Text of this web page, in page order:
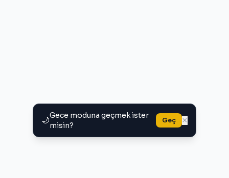
🌙Gece moduna geçmek ister
misin?
Geç ×